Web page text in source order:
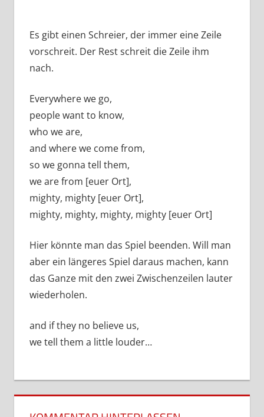
Es gibt einen Schreier, der immer eine Zeile
vorschreit. Der Rest schreit die Zeile ihm
nach.
Everywhere we go,
people want to know,
who we are,
and where we come from,
so we gonna tell them,
we are from [euer Ort],
mighty, mighty [euer Ort],
mighty, mighty, mighty, mighty [euer Ort]
Hier könnte man das Spiel beenden. Will man
aber ein längeres Spiel daraus machen, kann
das Ganze mit den zwei Zwischenzeilen lauter
wiederholen.
and if they no believe us,
we tell them a little louder…